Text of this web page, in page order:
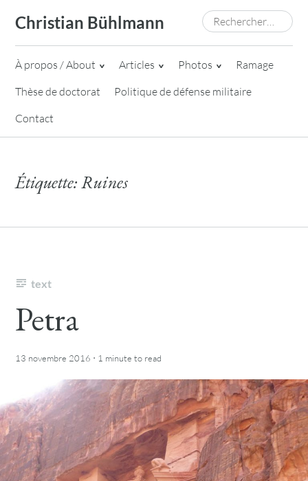
content
Christian Bühlmann Rechercher :
À propos / About Articles Photos
Ramage
Thèse de doctorat
Politique de défense militaire
Contact
Étiquette:Ruines
text
Petra
13 novembre 2016 · 1 minute to read